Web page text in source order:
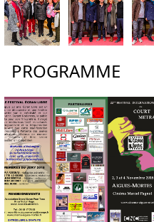
PROGRAMME